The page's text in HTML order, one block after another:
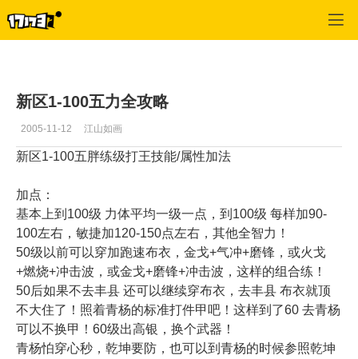
新区1-100五力全攻略
2005-11-12 江山如画
新区1-100五胖练级打王技能/属性加法
加点：
基本上到100级 力体平均一级一点，到100级 每样加90-
100左右，敏捷加120-150点左右，其他全智力！
50级以前可以穿加跑速布衣，金戈+气冲+磨锋，或火戈
+燃烧+冲击波，或金戈+磨锋+冲击波，这样的组合练！
50后如果不去丰县 还可以继续穿布衣，去丰县 布衣就顶
不大住了！照着青杨的标准打件甲吧！这样到了60 去青杨
可以不换甲！60级出高银，换个武器！
青杨怕穿心秒，乾坤要防，也可以到青杨的时候参照乾坤